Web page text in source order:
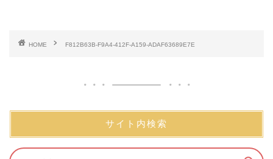
HOME F812B63B-F9A4-412F-A159-ADAF63689E7E
サイト内検索